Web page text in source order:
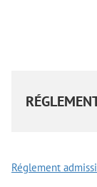
Réglement